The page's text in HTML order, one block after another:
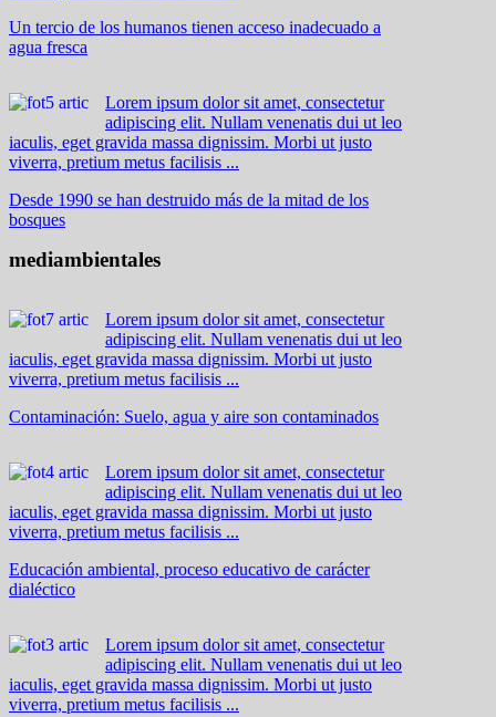
Un tercio de los humanos tienen acceso inadecuado a
agua fresca
Lorem ipsum dolor sit amet, consectetur
adipiscing elit. Nullam venenatis dui ut leo
iaculis, eget gravida massa dignissim. Morbi ut justo
viverra, pretium metus facilisis ...
Desde 1990 se han destruido más de la mitad de los
bosques
mediambientales
Lorem ipsum dolor sit amet, consectetur
adipiscing elit. Nullam venenatis dui ut leo
iaculis, eget gravida massa dignissim. Morbi ut justo
viverra, pretium metus facilisis ...
Contaminación: Suelo, agua y aire son contaminados
Lorem ipsum dolor sit amet, consectetur
adipiscing elit. Nullam venenatis dui ut leo
iaculis, eget gravida massa dignissim. Morbi ut justo
viverra, pretium metus facilisis ...
Educación ambiental, proceso educativo de carácter
dialéctico
Lorem ipsum dolor sit amet, consectetur
adipiscing elit. Nullam venenatis dui ut leo
iaculis, eget gravida massa dignissim. Morbi ut justo
viverra, pretium metus facilisis ...